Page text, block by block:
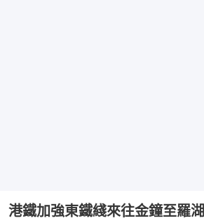
港鐵加強東鐵綫來往金鐘至羅